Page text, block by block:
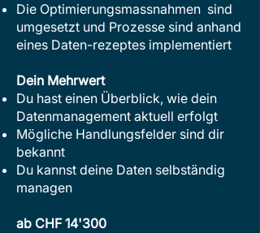
Die Optimierungsmassnahmen sind
umgesetzt und Prozesse sind anhand
eines Daten-rezeptes implementiert
Dein Mehrwert
Du hast einen Überblick, wie dein
Datenmanagement aktuell erfolgt
Mögliche Handlungsfelder sind dir
bekannt
Du kannst deine Daten selbständig
managen
ab CHF 14'300